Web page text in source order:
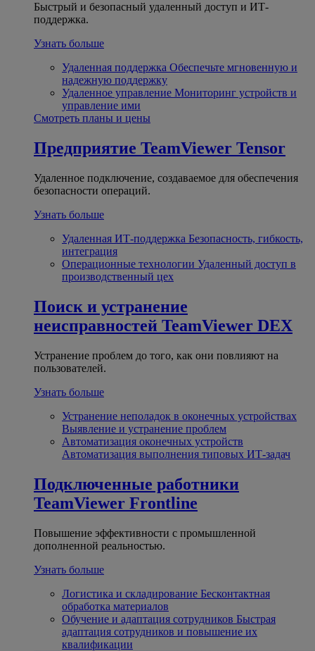
Быстрый и безопасный удаленный доступ и ИТ-
поддержка.
Узнать больше
Удаленная поддержка Обеспечьте мгновенную и
надежную поддержку
Удаленное управление Мониторинг устройств и
управление ими
Смотреть планы и цены
Предприятие TeamViewer Tensor
Удаленное подключение, создаваемое для обеспечения
безопасности операций.
Узнать больше
Удаленная ИТ-поддержка Безопасность, гибкость,
интеграция
Операционные технологии Удаленный доступ в
производственный цех
Поиск и устранение
неисправностей TeamViewer DEX
Устранение проблем до того, как они повлияют на
пользователей.
Узнать больше
Устранение неполадок в оконечных устройствах
Выявление и устранение проблем
Автоматизация оконечных устройств
Автоматизация выполнения типовых ИТ-задач
Подключенные работники
TeamViewer Frontline
Повышение эффективности с промышленной
дополненной реальностью.
Узнать больше
Логистика и складирование Бесконтактная
обработка материалов
Обучение и адаптация сотрудников Быстрая
адаптация сотрудников и повышение их
квалификации